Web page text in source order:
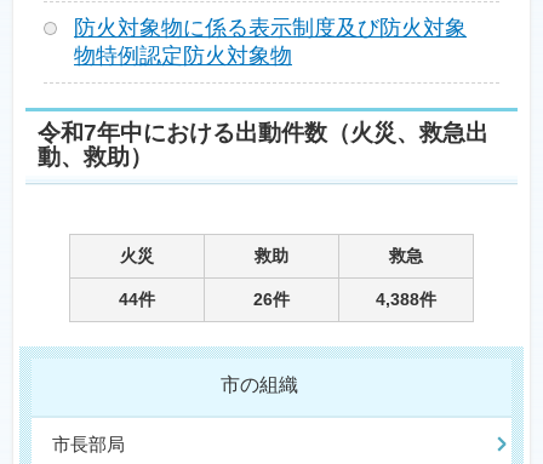
防火対象物に係る表示制度及び防火対象
物特例認定防火対象物
令和7年中における出動件数（火災、救急出
動、救助）
火災 救助 救急
44件 26件 4,388件
市の組織
市長部局